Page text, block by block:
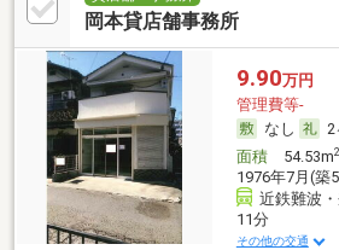
岡本貸店舗事務所
9.90万円
管理費等-
なし
2
面積54.53m2
1976年7月(築
近鉄難波
11分
その他の交通